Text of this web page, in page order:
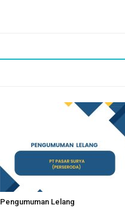
Pengumuman Lelang